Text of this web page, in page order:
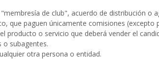
de club", acuerdo de distribución
que paguen únicamente comisiones
producto o servicio que deberá vender el
subagentes.
otra persona o entidad.